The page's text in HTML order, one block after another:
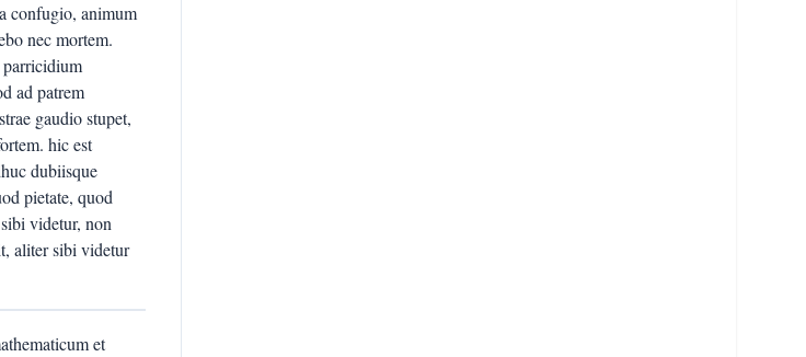
confugio, animum
nec mortem.
parricidium
ad patrem
gaudio stupet,
hic est
dubiisque
pietate, quod
videtur, non
aliter sibi videtur
et